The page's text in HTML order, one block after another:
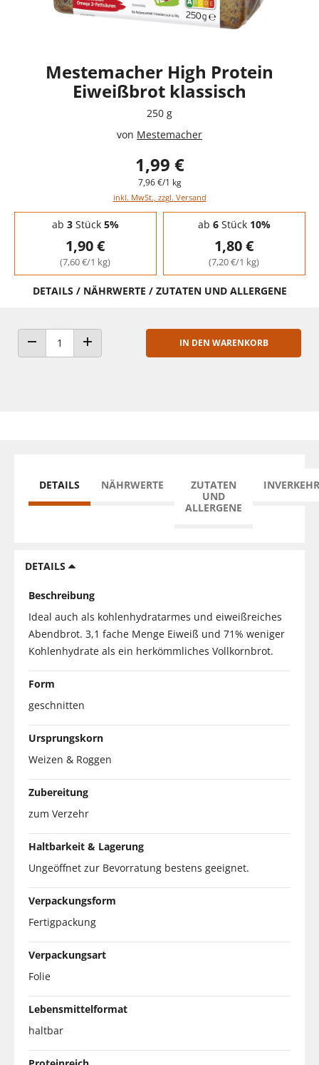
Mestemacher High Protein
Eiweißbrot klassisch
250 g
von Mestemacher
1,99 €
7,96 €/1 kg
inkl. MwSt., zzgl. Versand
Staffelpreise - Mengenrabatt
ab 3Stück 5%
1,90 €
(7,60 €/1 kg)
ab 6Stück 10%
1,80 €
(7,20 €/1 kg)
DETAILS / NÄHRWERTE / ZUTATEN UND ALLERGENE
ANZAHL VERRINGERNANZAHL ERHÖHEN
IN DEN WARENKORB
DETAILS NÄHRWERTE
ZUTATEN
UND
ALLERGENE
DETAILS
Beschreibung
Ideal auch als kohlenhydratarmes und eiweißreiches
Abendbrot. 3,1 fache Menge Eiweiß und 71% weniger
Kohlenhydrate als ein herkömmliches Vollkornbrot.
Form
geschnitten
Ursprungskorn
Weizen & Roggen
Zubereitung
zum Verzehr
Haltbarkeit & Lagerung
Ungeöffnet zur Bevorratung bestens geeignet.
Verpackungsform
Fertigpackung
Verpackungsart
Folie
Lebensmittelformat
haltbar